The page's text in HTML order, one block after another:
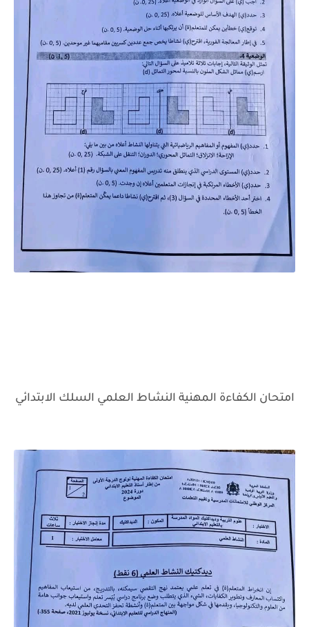
امتحان الكفاءة المهنية النشاط العلمي السلك الابتدائي